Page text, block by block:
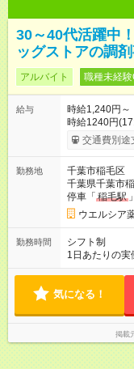
30～40代活躍中
ッグストアの調
アルバイト 職種未経験
給与
時給1,240円～
時給1240円
よる更新判定
り （大学生は＋20円） 試用期間あり：
間の長さ：3ヶ
交通費別途
勤務地
千葉市稲毛区
千葉県千葉市
停車「 稲毛駅
ウエルシア
勤務時間
シフト制
1日あたりの
間～応相談 ☆
気になる！
掲載